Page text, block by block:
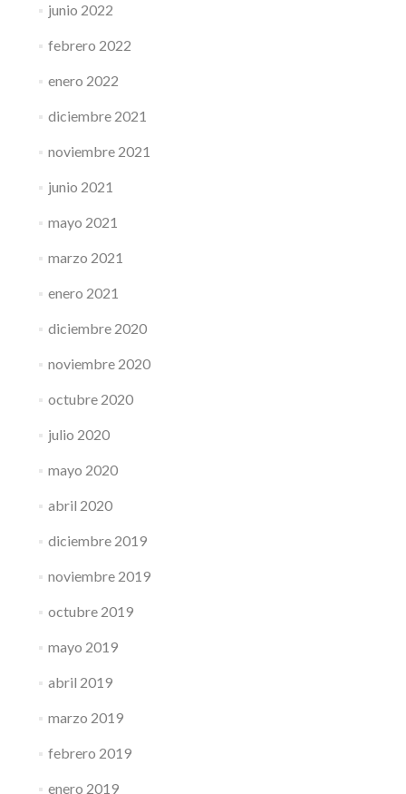
junio 2022
febrero 2022
enero 2022
diciembre 2021
noviembre 2021
junio 2021
mayo 2021
marzo 2021
enero 2021
diciembre 2020
noviembre 2020
octubre 2020
julio 2020
mayo 2020
abril 2020
diciembre 2019
noviembre 2019
octubre 2019
mayo 2019
abril 2019
marzo 2019
febrero 2019
enero 2019